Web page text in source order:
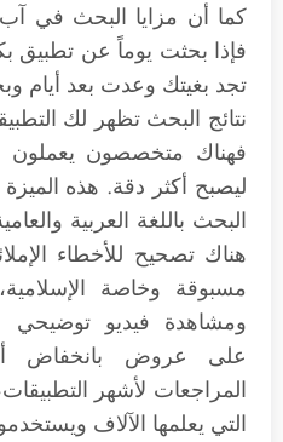
كما أن مزايا البحث في
فإذا بحثت يوماً عن تطبيق
تجد بغيتك وعدت بعد أيام
نتائج البحث تظهر لك
فهناك متخصصون يعملون
ليصبح أكثر دقة. هذه
البحث باللغة العربية
هناك تصحيح للأخطاء
مسبوقة وخاصة
ومشاهدة فيديو توضيحي
على عروض بانخفاض
المراجعات لأشهر
التي يعلمها الآلاف